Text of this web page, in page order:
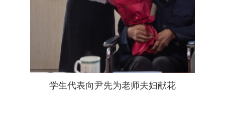
学生代表向尹先为老师夫妇献花